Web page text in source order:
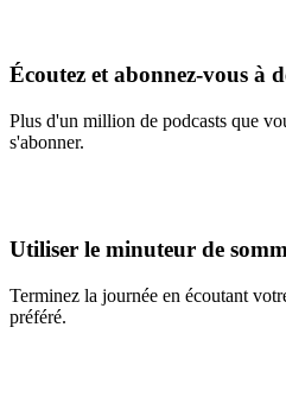
Écoutez et abonnez-vous à
Plus d'un million de podcasts que
s'abonner.
Utiliser le minuteur de
Terminez la journée en écoutant
préféré.